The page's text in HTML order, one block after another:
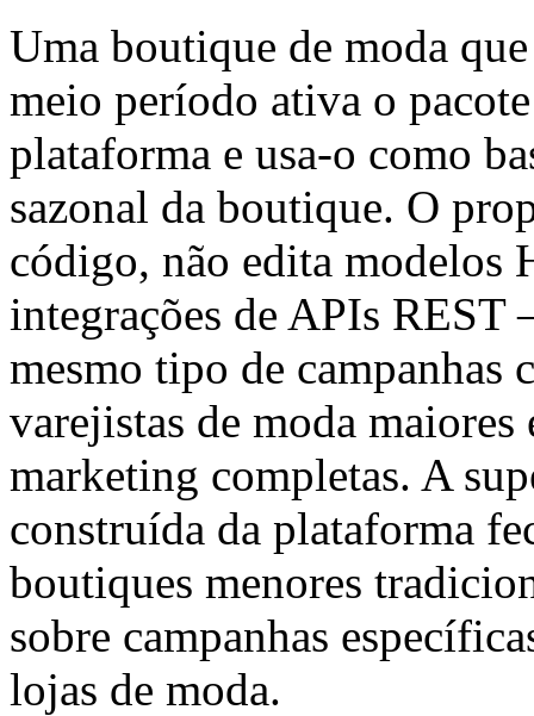
Uma boutique de moda
meio período ativa o
plataforma e usa-o como
sazonal da boutique. O
código, não edita modelos
integrações de APIs
mesmo tipo de campanhas
varejistas de moda
marketing completas. A
construída da plataforma
boutiques menores
sobre campanhas
lojas de moda.